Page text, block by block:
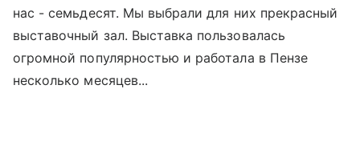
нас - семьдесят. Мы выбрали для них прекрасный
выставочный зал. Выставка пользовалась
огромной популярностью и работала в Пензе
несколько месяцев...